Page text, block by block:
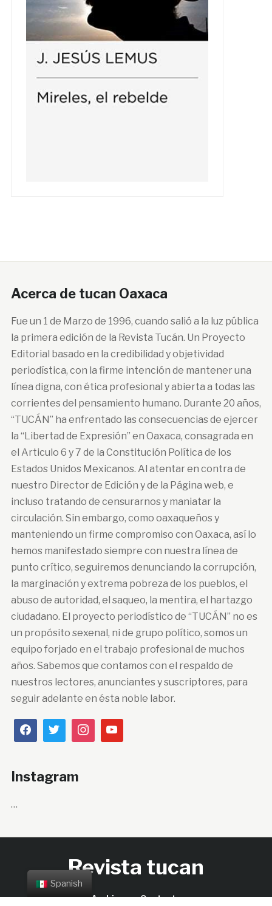
Acerca de tucan Oaxaca
Fue un 1 de Marzo de 1996, cuando salió a la luz pública
la primera edición de la Revista Tucán. Un Proyecto
Editorial basado en la credibilidad y objetividad
periodística, con la firme intención de mantener una
línea digna, con ética profesional y abierta a todas las
corrientes del pensamiento humano. Durante 20 años,
“TUCÁN” ha enfrentado las consecuencias de ejercer
la “Libertad de Expresión” en Oaxaca, consagrada en
el Articulo 6 y 7 de la Constitución Política de los
Estados Unidos Mexicanos. Al atentar en contra de
nuestro Director de Edición y de la Página web, e
incluso tratando de censurarnos y maniatar la
circulación. Sin embargo, como oaxaqueños y
manteniendo un firme compromiso con Oaxaca, así lo
hemos manifestado siempre con nuestra línea de
punto crítico, seguiremos denunciando la corrupción,
la marginación y extrema pobreza de los pueblos, el
abuso de autoridad, el saqueo, la mentira, el hartazgo
ciudadano. El proyecto periodístico de “TUCÁN” no es
un propósito sexenal, ni de grupo político, somos un
equipo forjado en el trabajo profesional de muchos
años. Sabemos que contamos con el respaldo de
nuestros lectores, anunciantes y suscriptores, para
seguir adelante en ésta noble labor.
Instagram
…
Revista tucan
Archivos Contacto
Spanish